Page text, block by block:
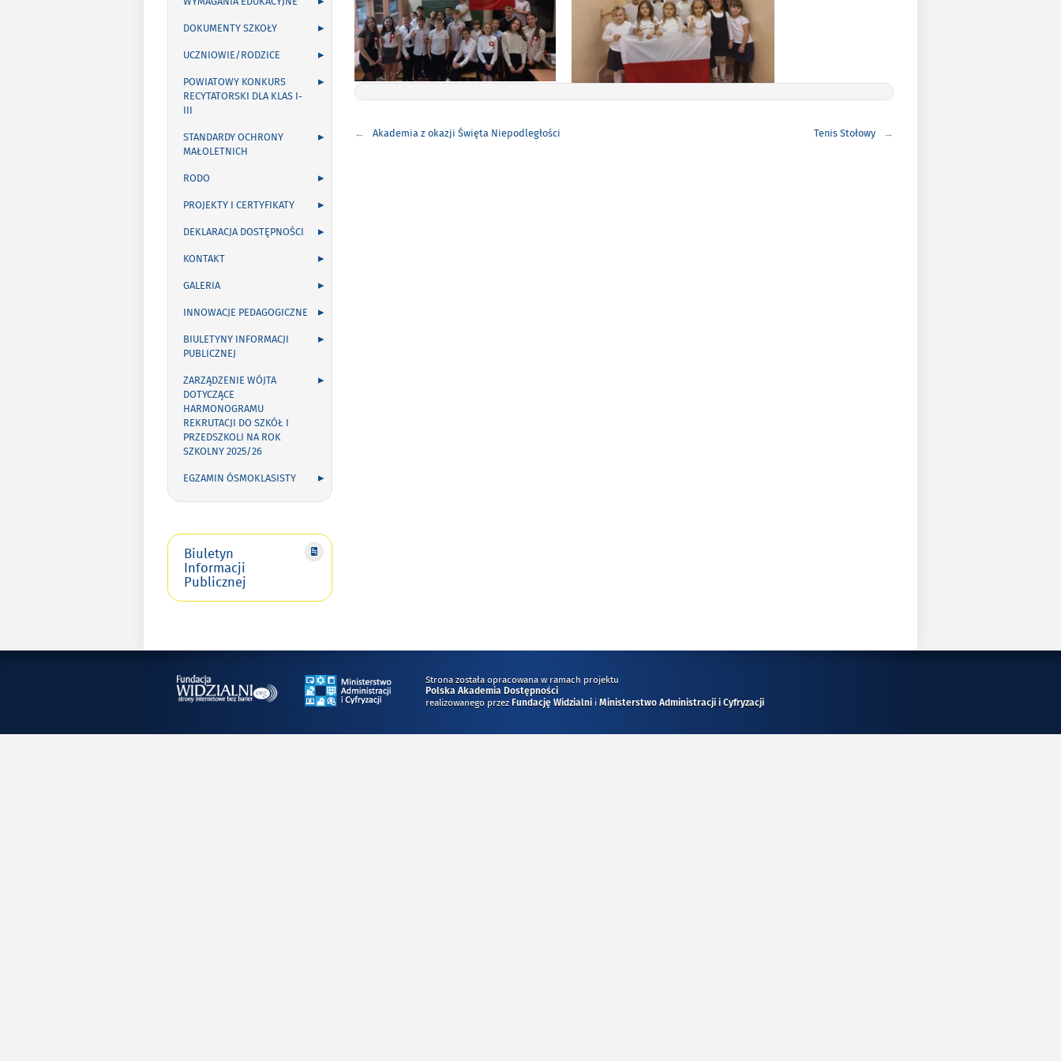
DOKUMENTY SZKOŁY
UCZNIOWIE/RODZICE
POWIATOWY KONKURS
RECYTATORSKI DLA KLAS I-
III
STANDARDY OCHRONY
MAŁOLETNICH
RODO
PROJEKTY I CERTYFIKATY
DEKLARACJA DOSTĘPNOŚCI
KONTAKT
GALERIA
INNOWACJE PEDAGOGICZNE
BIULETYNY INFORMACJI
PUBLICZNEJ
ZARZĄDZENIE WÓJTA
DOTYCZĄCE
HARMONOGRAMU
REKRUTACJI DO SZKÓŁ I
PRZEDSZKOLI NA ROK
SZKOLNY 2025/26
EGZAMIN ÓSMOKLASISTY
Biuletyn
Informacji
Publicznej
wpisu
Akademia z okazji Święta Niepodległości Tenis Stołowy
Strona została opracowana w ramach projektu
Polska Akademia Dostępności
realizowanego przez Fundację Widzialni i Ministerstwo Administracji i Cyfryzacji